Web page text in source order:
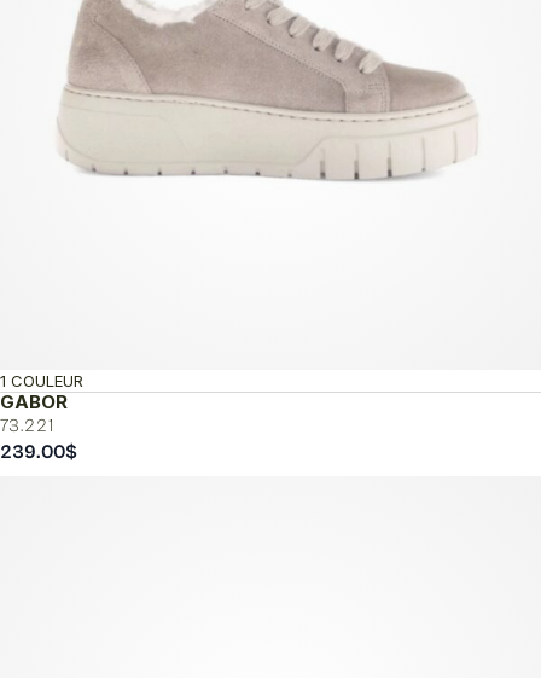
GABOR
73.221
1 COULEUR
239.00$